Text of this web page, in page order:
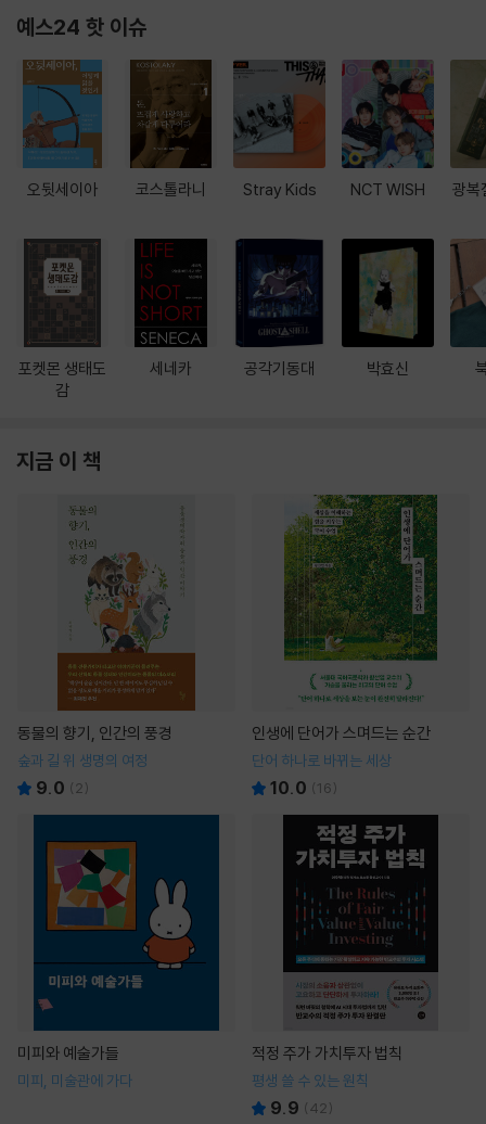
예스24 핫 이슈
오뒷세이아
포켓몬 생태도
감
코스톨라니
세네카
Stray Kids
공각기동대
NCT WISH
박효신
광복
지금 이 책
동물의 향기, 인간의 풍경
숲과 길 위 생명의 여정
9.0 ( 2)
인생에 단어가 스며드는 순간
단어 하나로 바뀌는 세상
10.0 (16)
미피와 예술가들
미피, 미술관에 가다
적정 주가 가치투자 법칙
평생 쓸 수 있는 원칙
9.9 (42)